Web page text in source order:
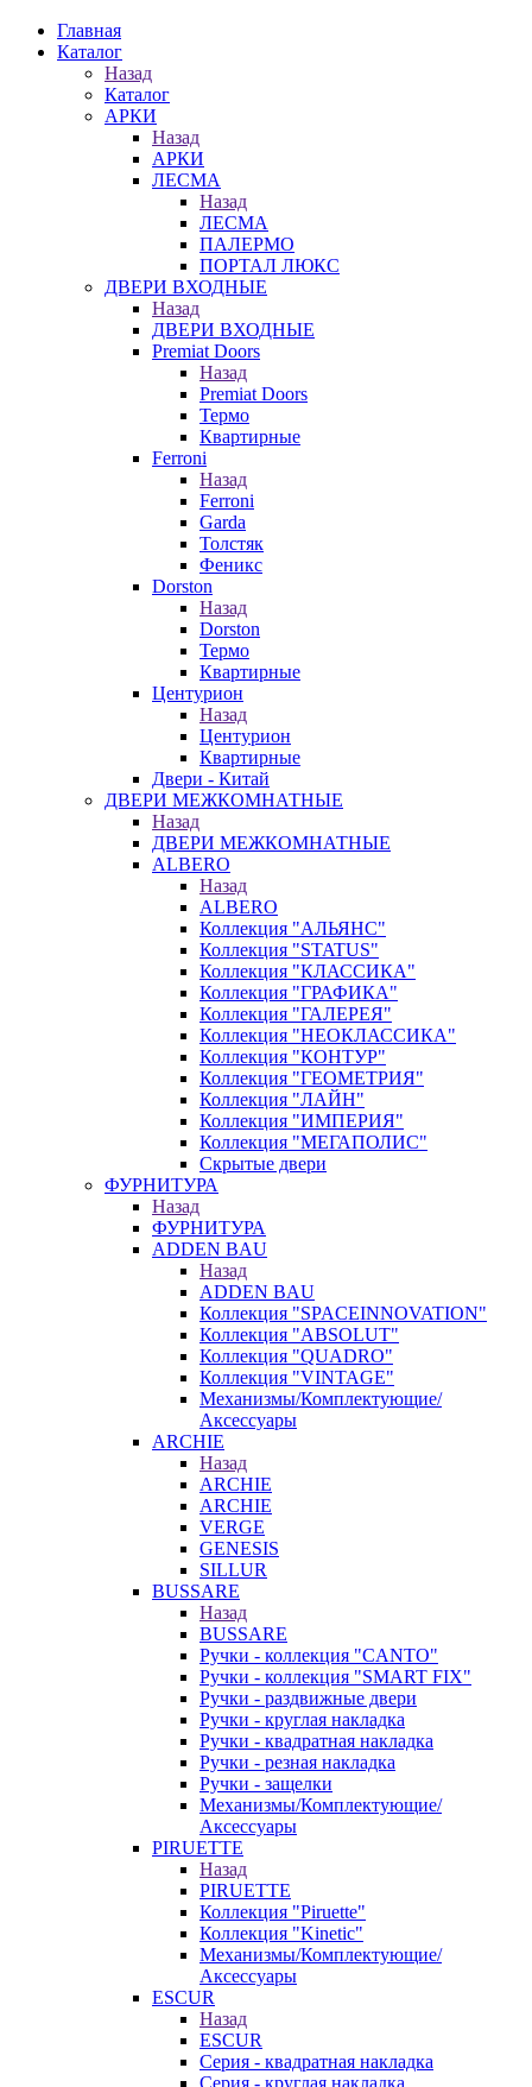
Главная
Каталог
Назад
Каталог
АРКИ
Назад
АРКИ
ЛЕСМА
Назад
ЛЕСМА
ПАЛЕРМО
ПОРТАЛ ЛЮКС
ДВЕРИ ВХОДНЫЕ
Назад
ДВЕРИ ВХОДНЫЕ
Premiat Doors
Назад
Premiat Doors
Термо
Квартирные
Ferroni
Назад
Ferroni
Garda
Толстяк
Феникс
Dorston
Назад
Dorston
Термо
Квартирные
Центурион
Назад
Центурион
Квартирные
Двери - Китай
ДВЕРИ МЕЖКОМНАТНЫЕ
Назад
ДВЕРИ МЕЖКОМНАТНЫЕ
ALBERO
Назад
ALBERO
Коллекция "АЛЬЯНС"
Коллекция "STATUS"
Коллекция "КЛАССИКА"
Коллекция "ГРАФИКА"
Коллекция "ГАЛЕРЕЯ"
Коллекция "НЕОКЛАССИКА"
Коллекция "КОНТУР"
Коллекция "ГЕОМЕТРИЯ"
Коллекция "ЛАЙН"
Коллекция "ИМПЕРИЯ"
Коллекция "МЕГАПОЛИС"
Скрытые двери
ФУРНИТУРА
Назад
ФУРНИТУРА
ADDEN BAU
Назад
ADDEN BAU
Коллекция "SPACEINNOVATION"
Коллекция "ABSOLUT"
Коллекция "QUADRO"
Коллекция "VINTAGE"
Механизмы/Комплектующие/
Аксессуары
ARCHIE
Назад
ARCHIE
ARCHIE
VERGE
GENESIS
SILLUR
BUSSARE
Назад
BUSSARE
Ручки - коллекция "CANTO"
Ручки - коллекция "SMART FIX"
Ручки - раздвижные двери
Ручки - круглая накладка
Ручки - квадратная накладка
Ручки - резная накладка
Ручки - защелки
Механизмы/Комплектующие/
Аксессуары
PIRUETTE
Назад
PIRUETTE
Коллекция "Piruette"
Коллекция "Kinetic"
Механизмы/Комплектующие/
Аксессуары
ESCUR
Назад
ESCUR
Серия - квадратная накладка
Серия - круглая накладка